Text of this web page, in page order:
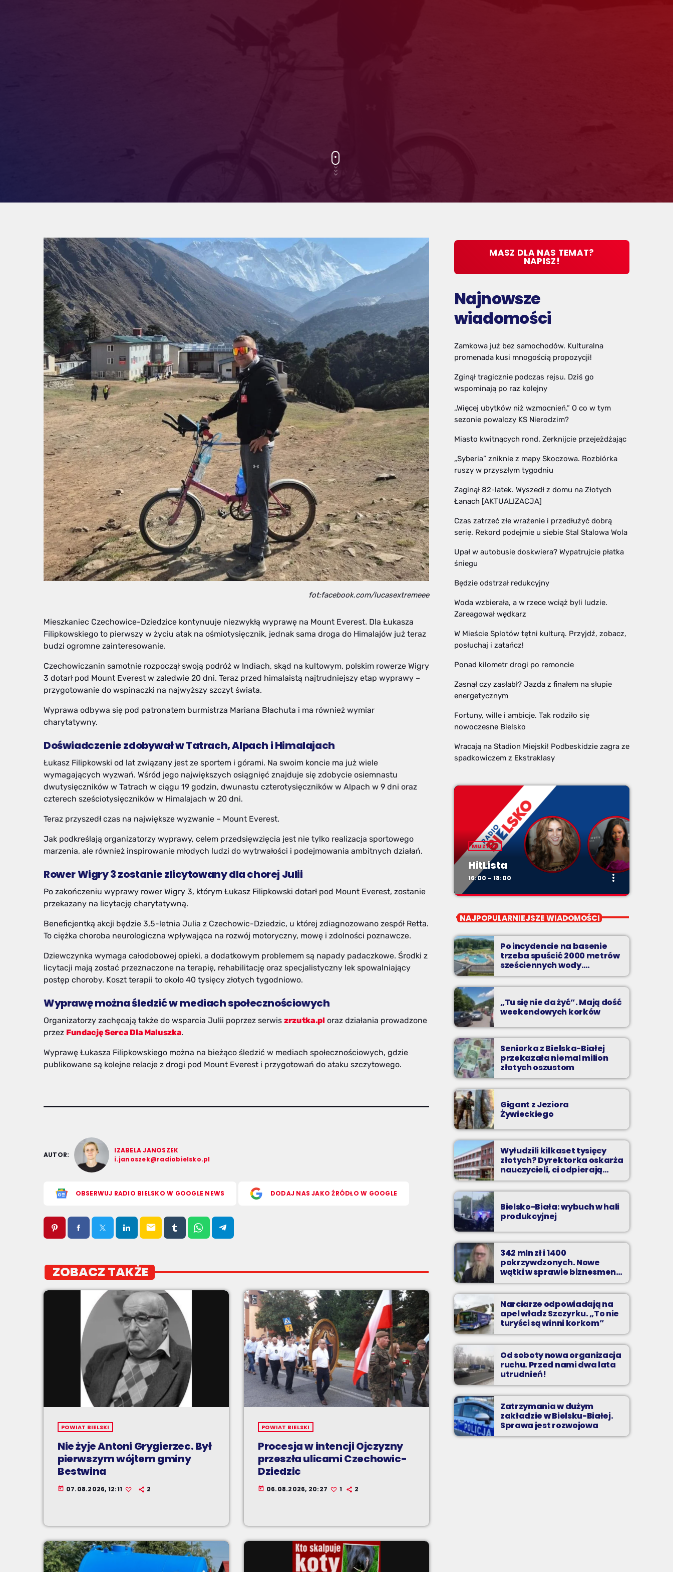
fot:facebook.com/lucasextremeee
Mieszkaniec Czechowice-Dziedzice kontynuuje niezwykłą wyprawę na Mount Everest. Dla Łukasza
Filipkowskiego to pierwszy w życiu atak na ośmiotysięcznik, jednak sama droga do Himalajów już teraz
budzi ogromne zainteresowanie.
Czechowiczanin samotnie rozpoczął swoją podróż w Indiach, skąd na kultowym, polskim rowerze Wigry
3 dotarł pod Mount Everest w zaledwie 20 dni. Teraz przed himalaistą najtrudniejszy etap wyprawy –
przygotowanie do wspinaczki na najwyższy szczyt świata.
Wyprawa odbywa się pod patronatem burmistrza Mariana Błachuta i ma również wymiar
charytatywny.
Doświadczenie zdobywał w Tatrach, Alpach i Himalajach
Łukasz Filipkowski od lat związany jest ze sportem i górami. Na swoim koncie ma już wiele
wymagających wyzwań. Wśród jego największych osiągnięć znajduje się zdobycie osiemnastu
dwutysięczników w Tatrach w ciągu 19 godzin, dwunastu czterotysięczników w Alpach w 9 dni oraz
czterech sześciotysięczników w Himalajach w 20 dni.
Teraz przyszedł czas na największe wyzwanie – Mount Everest.
Jak podkreślają organizatorzy wyprawy, celem przedsięwzięcia jest nie tylko realizacja sportowego
marzenia, ale również inspirowanie młodych ludzi do wytrwałości i podejmowania ambitnych działań.
Rower Wigry 3 zostanie zlicytowany dla chorej Julii
Po zakończeniu wyprawy rower Wigry 3, którym Łukasz Filipkowski dotarł pod Mount Everest, zostanie
przekazany na licytację charytatywną.
Beneficjentką akcji będzie 3,5-letnia Julia z Czechowic-Dziedzic, u której zdiagnozowano zespół Retta.
To ciężka choroba neurologiczna wpływająca na rozwój motoryczny, mowę i zdolności poznawcze.
Dziewczynka wymaga całodobowej opieki, a dodatkowym problemem są napady padaczkowe. Środki z
licytacji mają zostać przeznaczone na terapię, rehabilitację oraz specjalistyczny lek spowalniający
postęp choroby. Koszt terapii to około 40 tysięcy złotych tygodniowo.
Wyprawę można śledzić w mediach społecznościowych
Organizatorzy zachęcają także do wsparcia Julii poprzez serwis zrzutka.pl oraz działania prowadzone
przez Fundację Serca Dla Maluszka.
Wyprawę Łukasza Filipkowskiego można na bieżąco śledzić w mediach społecznościowych, gdzie
publikowane są kolejne relacje z drogi pod Mount Everest i przygotowań do ataku szczytowego.
AUTOR:
IZABELA JANOSZEK
i.janoszek@radiobielsko.pl
OBSERWUJ RADIO BIELSKO W GOOGLE NEWS DODAJ NAS JAKO ŹRÓDŁO W GOOGLE
email
ZOBACZ TAKŻE
POWIAT BIELSKI
Nie żyje Antoni Grygierzec. Był
pierwszym wójtem gminy
Bestwina
today 07.08.2026, 12:11 2
POWIAT BIELSKI
Procesja w intencji Ojczyzny
przeszła ulicami Czechowic-
Dziedzic
today 06.08.2026, 20:27 1 2
MASZ DLA NAS TEMAT?
NAPISZ!
Najnowsze
wiadomości
Zamkowa już bez samochodów. Kulturalna
promenada kusi mnogością propozycji!
Zginął tragicznie podczas rejsu. Dziś go
wspominają po raz kolejny
„Więcej ubytków niż wzmocnień.” O co w tym
sezonie powalczy KS Nierodzim?
Miasto kwitnących rond. Zerknijcie przejeżdżając
„Syberia” zniknie z mapy Skoczowa. Rozbiórka
ruszy w przyszłym tygodniu
Zaginął 82-latek. Wyszedł z domu na Złotych
Łanach [AKTUALIZACJA]
Czas zatrzeć złe wrażenie i przedłużyć dobrą
serię. Rekord podejmie u siebie Stal Stalowa Wola
Upał w autobusie doskwiera? Wypatrujcie płatka
śniegu
Będzie odstrzał redukcyjny
Woda wzbierała, a w rzece wciąż byli ludzie.
Zareagował wędkarz
W Mieście Splotów tętni kulturą. Przyjdź, zobacz,
posłuchaj i zatańcz!
Ponad kilometr drogi po remoncie
Zasnął czy zasłabł? Jazda z finałem na słupie
energetycznym
Fortuny, wille i ambicje. Tak rodziło się
nowoczesne Bielsko
Wracają na Stadion Miejski! Podbeskidzie zagra ze
spadkowiczem z Ekstraklasy
MUZYKA
HitLista
16:00 - 18:00 more_vert
HitLista
Podbeskidziu. A które są najpopularniejsze?
Możesz zdecydować sam!
NAJPOPULARNIEJSZE WIADOMOŚCI
Po incydencie na basenie
trzeba spuścić 2000 metrów
sześciennych wody.
„Ogromne koszty i ogromna
praca”
„Tu się nie da żyć”. Mają dość
weekendowych korków
Seniorka z Bielska-Białej
przekazała niemal milion
złotych oszustom
Gigant z Jeziora
Żywieckiego
Wyłudzili kilkaset tysięcy
złotych? Dyrektorka oskarża
nauczycieli, ci odpierają
zarzuty
Bielsko-Biała: wybuch w hali
produkcyjnej
342 mln zł i 1400
pokrzywdzonych. Nowe
wątki w sprawie biznesmena
z Bielska-Białej
Narciarze odpowiadają na
apel władz Szczyrku. „To nie
turyści są winni korkom”
Od soboty nowa organizacja
ruchu. Przed nami dwa lata
utrudnień!
Zatrzymania w dużym
zakładzie w Bielsku-Białej.
Sprawa jest rozwojowa